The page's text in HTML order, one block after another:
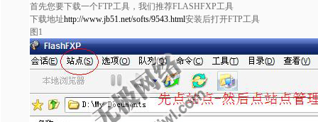
首先您要下载一个FTP工具，我们推荐FLASHFXP工具
下载地址http://www.jb51.net/softs/9543.html安装后打开FTP工具
图1